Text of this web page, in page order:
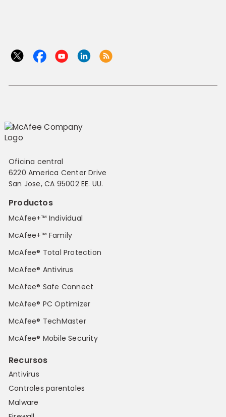
Oficina central
6220 America Center Drive
San Jose, CA 95002 EE. UU.
Productos
McAfee+™ Individual
McAfee+™ Family
McAfee® Total Protection
McAfee® Antivirus
McAfee® Safe Connect
McAfee® PC Optimizer
McAfee® TechMaster
McAfee® Mobile Security
Recursos
Antivirus
Controles parentales
Malware